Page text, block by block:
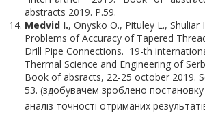
abstracts 2019. P.59.
Medvid I., Onysko O., Pituley L., Shuliar
Problems of Accuracy of Tapered
Drill Pipe Connections. 19-th
Thermal Science and Engineering of
Book of absracts, 22-25 october 2019.
53. (здобувачем зроблено постановку
аналіз точності отриманих